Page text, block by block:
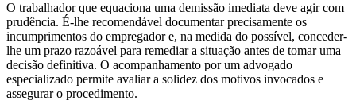
O trabalhador que equaciona uma demissão imediata deve agir com
prudência. É-lhe recomendável documentar precisamente os
incumprimentos do empregador e, na medida do possível, conceder-
lhe um prazo razoável para remediar a situação antes de tomar uma
decisão definitiva. O acompanhamento por um advogado
especializado permite avaliar a solidez dos motivos invocados e
assegurar o procedimento.